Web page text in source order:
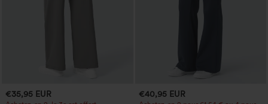
€35,95 EUR €40,95 EUR